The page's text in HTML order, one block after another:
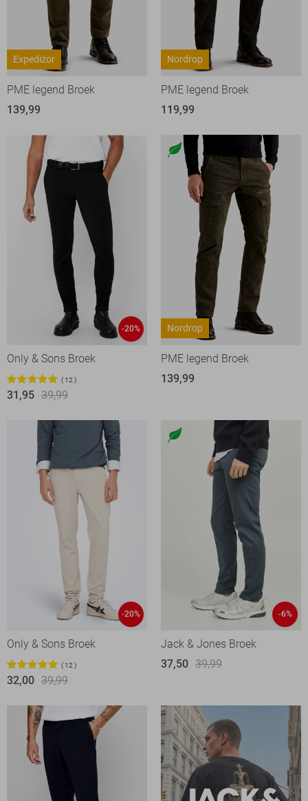
Expedizor
PME legend Broek
139,99
Nordrop
PME legend Broek
119,99
-20%
Only & Sons Broek
12
31,95 39,99
Nordrop
PME legend Broek
139,99
-20%
Only & Sons Broek
12
32,00 39,99
-6%
Jack & Jones Broek
37,50 39,99